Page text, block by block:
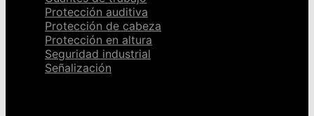
Protección auditiva
Protección de cabeza
Protección en altura
Seguridad industrial
Señalización